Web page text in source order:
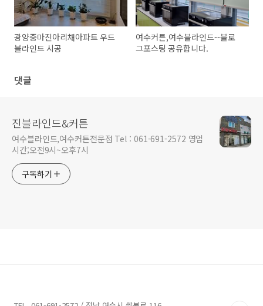
광양중마진아리채아파트 우드
블라인드 시공
여수커튼,여수블라인드--블로
그포스팅 공유합니다.
댓글
진블라인드&커튼
여수블라인드,여수커튼전문점 Tel : 061-691-2572 영업
시간;오전9시~오후7시
구독하기